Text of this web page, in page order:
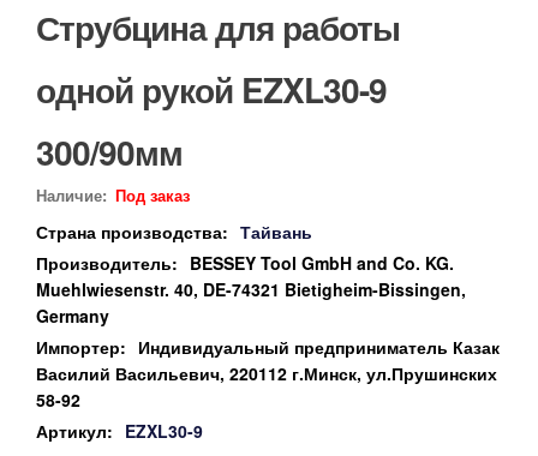
Струбцина для работы
одной рукой EZXL30-9
300/90мм
Наличие: Под заказ
Страна производства: Тайвань
Производитель: BESSEY Tool GmbH and Co. KG.
Muehlwiesenstr. 40, DE-74321 Bietigheim-Bissingen,
Germany
Импортер: Индивидуальный предприниматель Казак
Василий Васильевич, 220112 г.Минск, ул.Прушинских
58-92
Артикул: EZXL30-9